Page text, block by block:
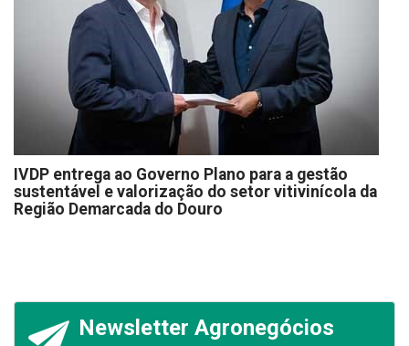
IVDP entrega ao Governo Plano para a gestão
sustentável e valorização do setor vitivinícola da
Região Demarcada do Douro
Newsletter Agronegócios